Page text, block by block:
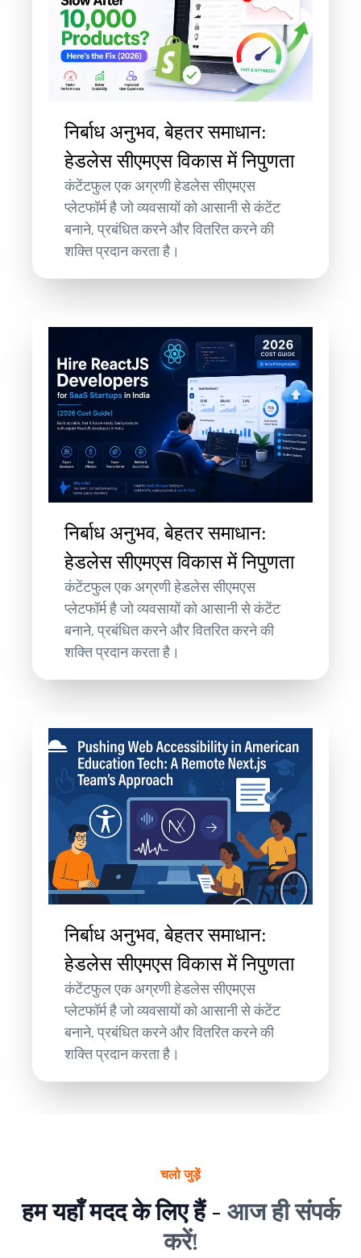
निर्बाध अनुभव, बेहतर समाधान:
हेडलेस सीएमएस विकास में निपुणता
कंटेंटफुल एक अग्रणी हेडलेस सीएमएस
प्लेटफॉर्म है जो व्यवसायों को आसानी से कंटेंट
बनाने, प्रबंधित करने और वितरित करने की
शक्ति प्रदान करता है।
निर्बाध अनुभव, बेहतर समाधान:
हेडलेस सीएमएस विकास में निपुणता
कंटेंटफुल एक अग्रणी हेडलेस सीएमएस
प्लेटफॉर्म है जो व्यवसायों को आसानी से कंटेंट
बनाने, प्रबंधित करने और वितरित करने की
शक्ति प्रदान करता है।
निर्बाध अनुभव, बेहतर समाधान:
हेडलेस सीएमएस विकास में निपुणता
कंटेंटफुल एक अग्रणी हेडलेस सीएमएस
प्लेटफॉर्म है जो व्यवसायों को आसानी से कंटेंट
बनाने, प्रबंधित करने और वितरित करने की
शक्ति प्रदान करता है।
चलो जुड़ें
हम यहाँ मदद के लिए हैं - आज ही संपर्क
करें!